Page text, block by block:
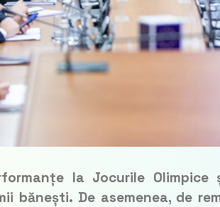
la Jocurile
bănești. De asemenea, de